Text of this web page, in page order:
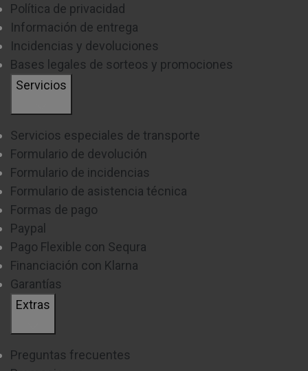
recuerda que si te decantas por una placa de gas
butano, deberás tener un espacio reservado para el
cambio de bombona. El
mismo uso que el
butano
propano
Por otro lado elgas natural
las preocupaciones anteriormente mencionadas,
sólo requiere una instalación previa en casa
¿CUÁL ES EL MEJOR TAMAÑO DE
ENCIMERA DE GAS?
Una de las preguntas más frecuentes a la hora de
elegir un nuevo electrodoméstico tiene que ver con
En nuestra tienda online, contamos con una gran
Política de privacidad
Información de entrega
Incidencias y devoluciones
Bases legales de sorteos y promociones
Servicios
Servicios especiales de transporte
Formulario de devolución
Formulario de incidencias
Formulario de asistencia técnica
Formas de pago
Paypal
Pago Flexible con Sequra
Financiación con Klarna
Garantías
Extras
Preguntas frecuentes